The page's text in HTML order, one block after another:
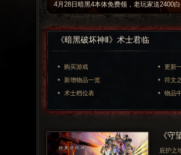
4月28日暗黑4本体免费领，老玩家送2400
《暗黑破坏神Ⅱ》术士君临
购买游戏 更新
新增物品一览
符文
术士档位表
物品
《守
庇护之